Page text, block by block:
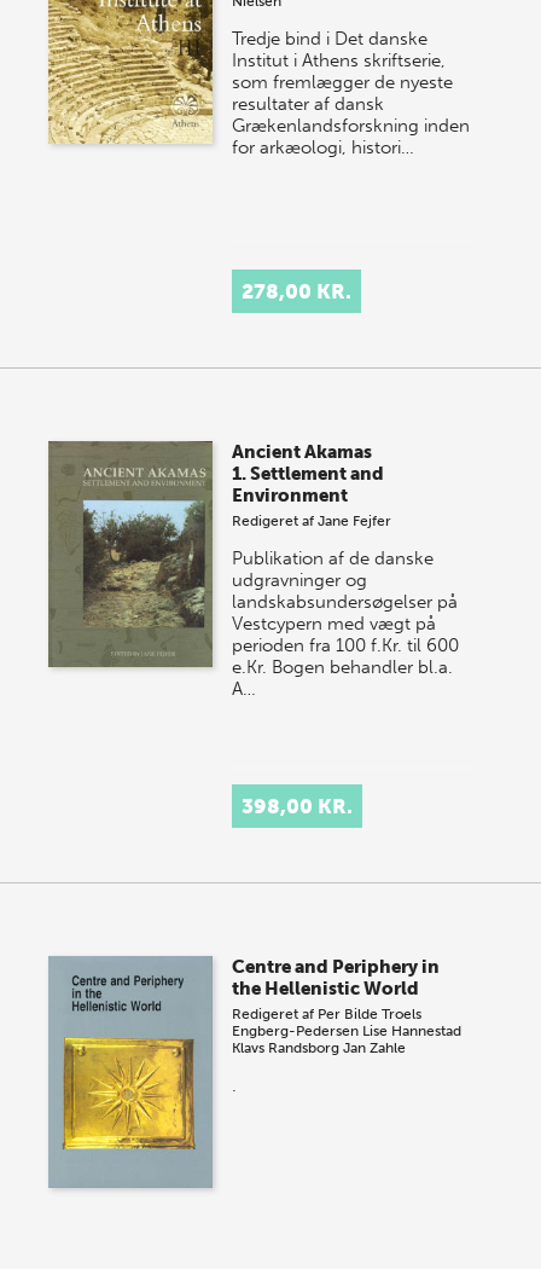
Tredje bind i Det danske
Institut i Athens skriftserie,
som fremlægger de nyeste
resultater af dansk
Grækenlandsforskning inden
for arkæologi, histori…
278,00 KR.
Ancient Akamas
1. Settlement and
Environment
Redigeret afJane Fejfer
Publikation af de danske
udgravninger og
landskabsundersøgelser på
Vestcypern med vægt på
perioden fra 100 f.Kr. til 600
e.Kr. Bogen behandler bl.a.
A…
398,00 KR.
Centre and Periphery in
the Hellenistic World
Redigeret af Per Bilde Troels
Engberg-Pedersen Lise Hannestad
Klavs Randsborg Jan Zahle
.